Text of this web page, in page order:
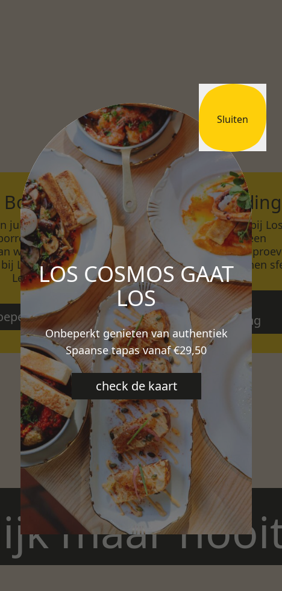
Sluiten
LOS COSMOS GAAT
LOS
Onbeperkt genieten van authentiek
Spaanse tapas vanaf €29,50
check de kaart
Borrel
jubileum tot
geniet met je
wijn, cocktails en
Los Cosmos in
Leiden.
– Borrel
Teambuilding
Versterk je team bij Los
Cosmos met een
salsaworkshop,
of diner in ontspannen
Groepen –
Teambuilding
maar